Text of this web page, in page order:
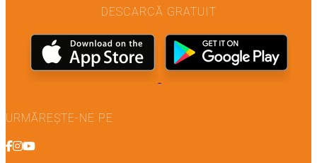
DESCARCĂ GRATUIT
URMĂREȘTE-NE PE